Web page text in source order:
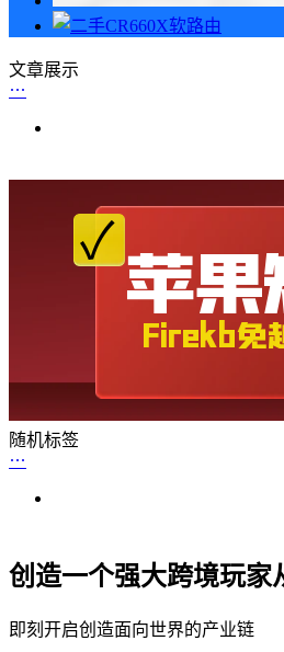
文章展示
随机标签
创造一个强大跨境玩家
即刻开启创造面向世界的产业链